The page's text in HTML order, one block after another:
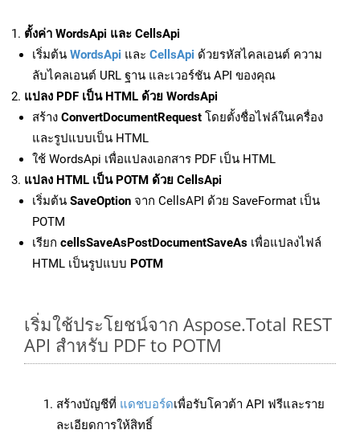
ตั้งค่า WordsApi และ CellsApi
เริ่มต้น WordsApi และ CellsApi ด้วยรหัสไคลเอนต์ ความ
ลับไคลเอนต์ URL ฐาน และเวอร์ชัน API ของคุณ
แปลง PDF เป็น HTML ด้วย WordsApi
สร้าง ConvertDocumentRequest โดยตั้งชื่อไฟล์ในเครื่อง
และรูปแบบเป็น HTML
ใช้ WordsApi เพื่อแปลงเอกสาร PDF เป็น HTML
แปลง HTML เป็น POTM ด้วย CellsApi
เริ่มต้น SaveOption จาก CellsAPI ด้วย SaveFormat เป็น
POTM
เรียก cellsSaveAsPostDocumentSaveAs เพื่อแปลงไฟล์
HTML เป็นรูปแบบ POTM
เริ่มใช้ประโยชน์จาก Aspose.Total REST
API สำหรับ PDF to POTM
สร้างบัญชีที่ แดชบอร์ดเพื่อรับโควต้า API ฟรีและราย
ละเอียดการให้สิทธิ์